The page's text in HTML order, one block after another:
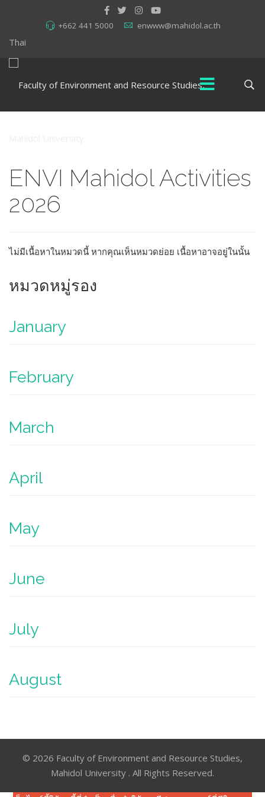
+662 441 5000 enwww@mahidol.ac.th
Thai
ENVI Mahidol Activities
2026
ไม่มีเนื้อหาในหมวดนี้ หากคุณเห็นหมวดย่อย เนื้อหาอาจอยู่ในนั้น
หมวดหมู่รอง
January
February
March
April
May
June
July
August
© 2026 Faculty of Environment and Resource Studies,
Mahidol University . All Rights Reserved.